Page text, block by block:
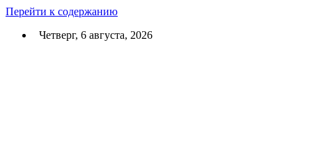
Перейти к содержанию
Четверг, 6 августа, 2026